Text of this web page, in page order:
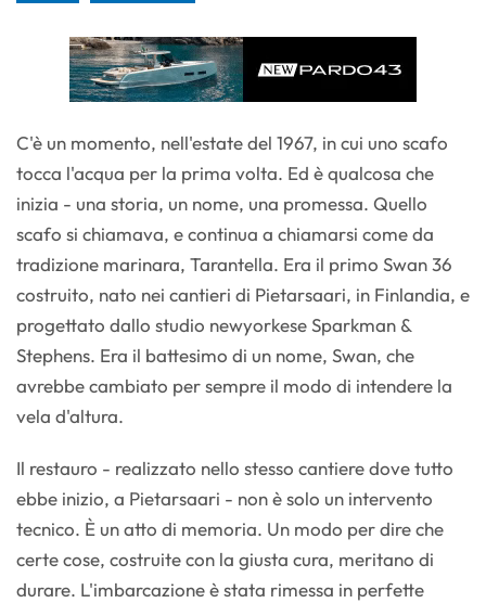
C'è un momento, nell'estate del 1967, in cui uno scafo
tocca l'acqua per la prima volta. Ed è qualcosa che
inizia - una storia, un nome, una promessa. Quello
scafo si chiamava, e continua a chiamarsi come da
tradizione marinara, Tarantella. Era il primo Swan 36
costruito, nato nei cantieri di Pietarsaari, in Finlandia, e
progettato dallo studio newyorkese Sparkman &
Stephens. Era il battesimo di un nome, Swan, che
avrebbe cambiato per sempre il modo di intendere la
vela d'altura.
Il restauro - realizzato nello stesso cantiere dove tutto
ebbe inizio, a Pietarsaari - non è solo un intervento
tecnico. È un atto di memoria. Un modo per dire che
certe cose, costruite con la giusta cura, meritano di
durare. L'imbarcazione è stata rimessa in perfette